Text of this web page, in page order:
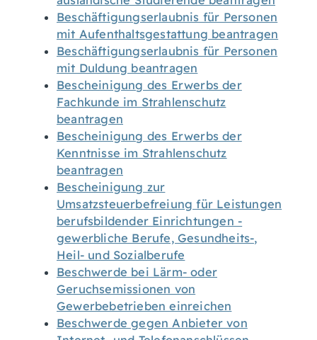
Beschäftigungserlaubnis für Personen
mit Aufenthaltsgestattung beantragen
Beschäftigungserlaubnis für Personen
mit Duldung beantragen
Bescheinigung des Erwerbs der
Fachkunde im Strahlenschutz
beantragen
Bescheinigung des Erwerbs der
Kenntnisse im Strahlenschutz
beantragen
Bescheinigung zur
Umsatzsteuerbefreiung für Leistungen
berufsbildender Einrichtungen -
gewerbliche Berufe, Gesundheits-,
Heil- und Sozialberufe
Beschwerde bei Lärm- oder
Geruchsemissionen von
Gewerbebetrieben einreichen
Beschwerde gegen Anbieter von